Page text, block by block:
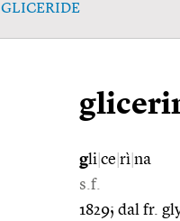
GLICERIDE
gli ce rì na
s.f.
1829; dal fr.